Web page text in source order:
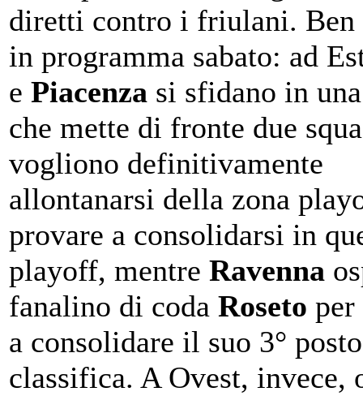
diretti contro i friulani. Ben
in programma sabato: ad
e Piacenza si sfidano in
che mette di fronte due
vogliono definitivamente
allontanarsi della zona
provare a consolidarsi in
playoff, mentre Ravenna
fanalino di coda Roseto per
a consolidare il suo 3°
classifica. A Ovest, invece,